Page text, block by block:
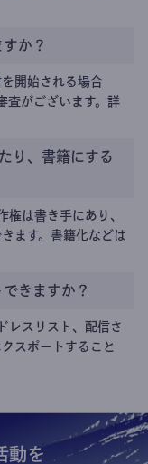
か？
開始される場合
査がございます。詳
り、書籍にする
は書き手にあり、
ます。書籍化などは
きますか？
レスリスト、配信さ
スポートすること
動を